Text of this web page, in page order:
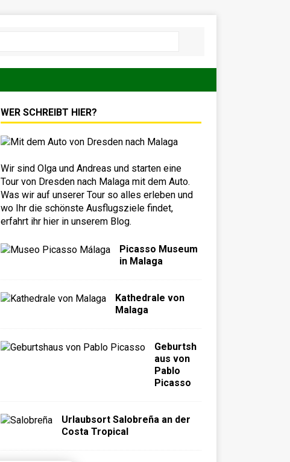
WER SCHREIBT HIER?
Wir sind Olga und Andreas und starten eine
Tour von Dresden nach Malaga mit dem Auto.
Was wir auf unserer Tour so alles erleben und
wo Ihr die schönste Ausflugsziele findet,
erfahrt ihr hier in unserem Blog.
Picasso Museum
in Malaga
Kathedrale von
Malaga
Geburtsh
aus von
Pablo
Picasso
Urlaubsort Salobreña an der
Costa Tropical